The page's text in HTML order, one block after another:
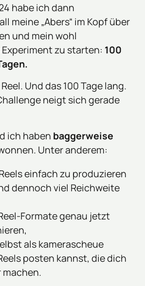
habe ich dann
meine „Abers“ im Kopf über
und mein wohl
zu starten: 100
Und das 100 Tage lang.
neigt sich gerade
ich haben baggerweise
Unter anderem:
einfach zu produzieren
dennoch viel Reichweite
Formate genau jetzt
als kamerascheue
posten kannst, die dich